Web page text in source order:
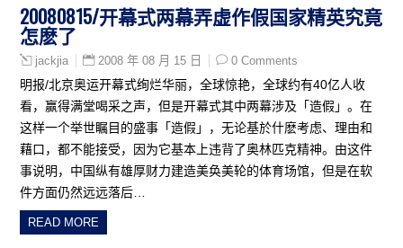
20080815/开幕式两幕弄虚作假国家精英究竟
怎麽了
jackjia 2008 年 08 月 15 日 0 Comments
明报/北京奥运开幕式绚烂华丽，全球惊艳，全球约有40亿人收
看，赢得满堂喝采之声，但是开幕式其中两幕涉及「造假」。在
这样一个举世瞩目的盛事「造假」，无论基於什麽考虑、理由和
藉口，都不能接受，因为它基本上违背了奥林匹克精神。由这件
事说明，中国纵有雄厚财力建造美奂美轮的体育场馆，但是在软
件方面仍然远远落后…
READ MORE